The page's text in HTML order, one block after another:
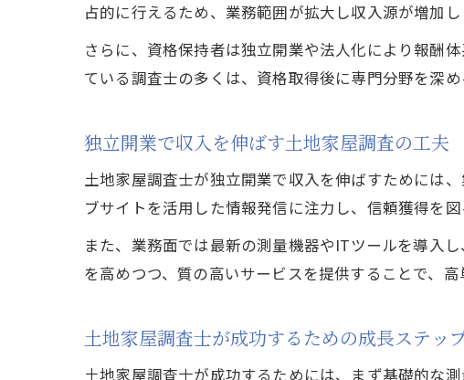
占的に行えるため、業務範囲が拡大し収入源が増加
さらに、資格保持者は独立開業や法人化により報酬
ている調査士の多くは、資格取得後に専門分野を深
独立開業で収入を伸ばす土地家屋調査の工夫
土地家屋調査士が独立開業で収入を伸ばすためには
ブサイトを活用した情報発信に注力し、信頼獲得を
また、業務面では最新の測量機器やITツールを導入
を高めつつ、質の高いサービスを提供することで、
土地家屋調査士が成功するための成長ステッ
土地家屋調査士が成功するためには、まず基礎的な